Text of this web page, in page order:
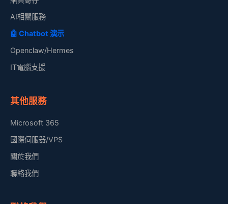
AI相關服務
🤖 Chatbot 演示
Openclaw/Hermes
IT電腦支援
其他服務
Microsoft 365
國際伺服器/VPS
關於我們
聯絡我們